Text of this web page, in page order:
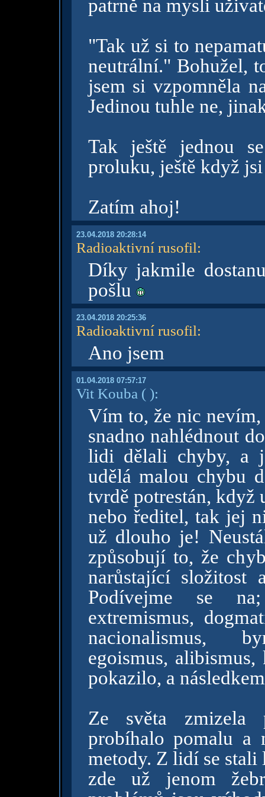
patrně na mysli
"Tak už si to
neutrální." Bohužel,
jsem si vzpomněla
Jedinou tuhle ne,
Tak ještě jednou
proluku, ještě když
Zatím ahoj!
23.04.2018 20:28:14
Radioaktivní rusofil:
Díky jakmile
pošlu
23.04.2018 20:25:36
Radioaktivní rusofil:
Ano jsem
01.04.2018 07:57:17
Vit Kouba ( ):
Vím to, že nic
snadno nahlédnout
lidi dělali chyby, a
udělá malou chybu
tvrdě potrestán, když
nebo ředitel, tak jej
už dlouho je!
způsobují to, že
narůstající složitost
Podívejme se na;
extremismus,
nacionalismus,
egoismus,
pokazilo, a
Ze světa zmizela
probíhalo pomalu a
metody. Z lidí se
zde už jenom